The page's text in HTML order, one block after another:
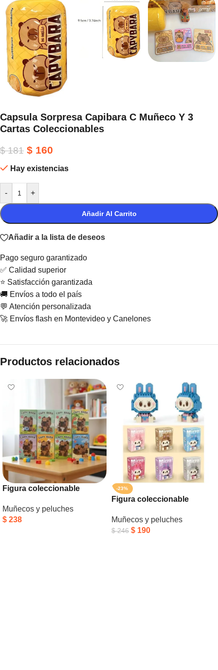
Capsula Sorpresa Capibara C Muñeco Y 3
Cartas Coleccionables
$181 $ 160
Hay existencias
- +
Añadir Al Carrito
Añadir a la lista de deseos
Pago seguro garantizado
✅ Calidad superior
⭐ Satisfacción garantizada
🚚 Envíos a todo el país
💬 Atención personalizada
🚀 Envíos flash en Montevideo y Canelones
Productos relacionados
Figura coleccionable
Muñecos y peluches
$ 238
-23%
Figura coleccionable
Muñecos y peluches
$246 $ 190